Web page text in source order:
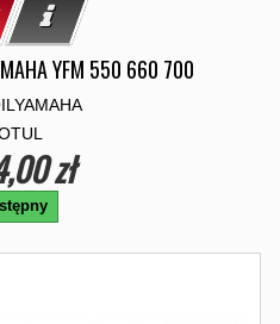
YFM 550 660 700
zł